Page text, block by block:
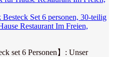
Set 6 personen, 30-teilig
Restaurant Im Freien,
set 6 Personen】: Unser